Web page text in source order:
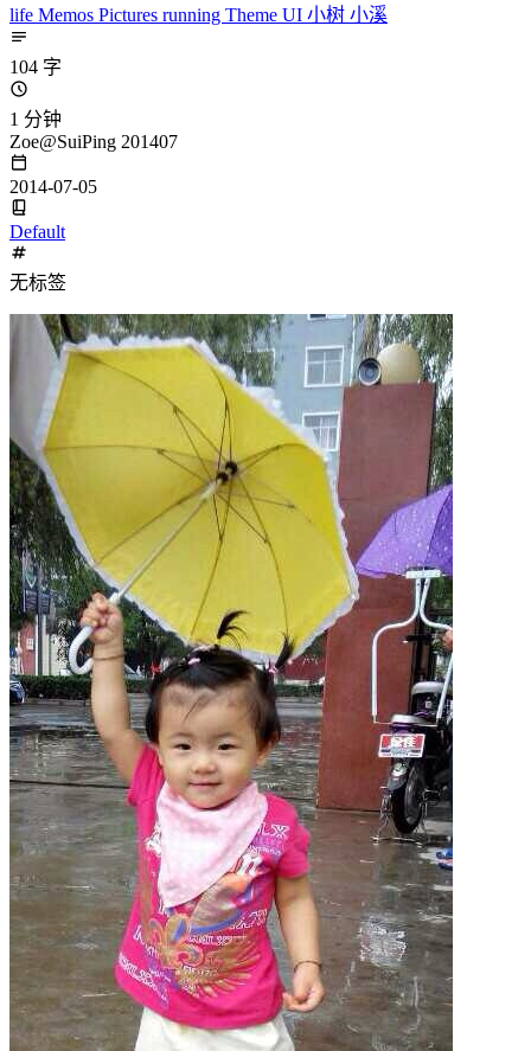
life Memos Pictures running Theme UI 小树 小溪
104 字
1 分钟
Zoe@SuiPing 201407
2014-07-05
Default
无标签